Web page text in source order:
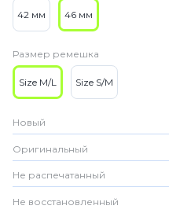
42 мм 46 мм
Размер ремешка
Size M/L Size S/M
Новый
Оригинальный
Не распечатанный
Не восстановленный